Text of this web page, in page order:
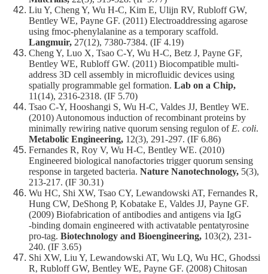
Liu Y, Cheng Y, Wu H-C, Kim E, Ulijn RV, Rubloff GW,
Bentley WE, Payne GF. (2011) Electroaddressing agarose
using fmoc-phenylalanine as a temporary scaffold.
Langmuir, 27(12), 7380-7384. (IF 4.19)
Cheng Y, Luo X, Tsao C-Y, Wu H-C, Betz J, Payne GF,
Bentley WE, Rubloff GW. (2011) Biocompatible multi-
address 3D cell assembly in microfluidic devices using
spatially programmable gel formation. Lab on a Chip,
11(14), 2316-2318. (IF 5.70)
Tsao C-Y, Hooshangi S, Wu H-C, Valdes JJ, Bentley WE.
(2010) Autonomous induction of recombinant proteins by
minimally rewiring native quorum sensing regulon of E. coli.
Metabolic Engineering, 12(3), 291-297. (IF 6.86)
Fernandes R, Roy V, Wu H-C, Bentley WE. (2010)
Engineered biological nanofactories trigger quorum sensing
response in targeted bacteria. Nature Nanotechnology, 5(3),
213-217. (IF 30.31)
Wu HC, Shi XW, Tsao CY, Lewandowski AT, Fernandes R,
Hung CW, DeShong P, Kobatake E, Valdes JJ, Payne GF.
(2009) Biofabrication of antibodies and antigens via IgG
‐binding domain engineered with activatable pentatyrosine
pro‐tag. Biotechnology and Bioengineering, 103(2), 231-
240. (IF 3.65)
Shi XW, Liu Y, Lewandowski AT, Wu LQ, Wu HC, Ghodssi
R, Rubloff GW, Bentley WE, Payne GF. (2008) Chitosan